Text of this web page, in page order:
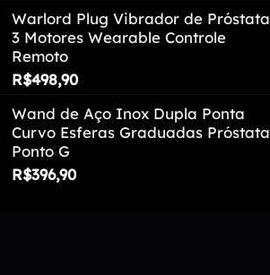
preço:
R$166,90
Warlord Plug Vibrador de Próstata
3 Motores Wearable Controle
Remoto
R$498,90
Wand de Aço Inox Dupla Ponta
Curvo Esferas Graduadas Próstata
Ponto G
R$396,90